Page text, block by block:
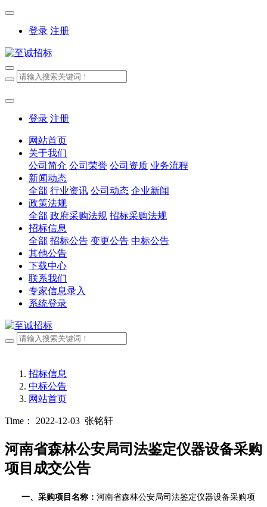
登录 注册
登录 注册
网站首页
关于我们
公司简介 公司荣誉 公司资质 业务流程
新闻动态
全部 行业资讯 公司动态 企业新闻
政策法规
全部 政府采购法规 招标采购法规
招标信息
全部 招标公告 变更公告 中标公告
其他公告
下载中心
联系我们
专家信息录入
系统登录
招标信息
中标公告
网站首页
Time： 2022-12-03 张铭轩
河南省森林公安局司法鉴定仪器设备采购
项目成交公告
一、采购项目名称： 河南省森林公安局司法鉴定仪器设备采购项